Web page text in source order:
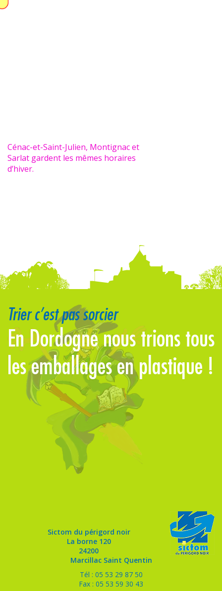
Cénac-et-Saint-Julien, Montignac et
Sarlat gardent les mêmes horaires
d’hiver.
Trier c’est pas sorcier
En Dordogne nous trions tous
les emballages en plastique !
Sictom du périgord noir
La borne 120
24200
Marcillac Saint Quentin
Tél : 05 53 29 87 50
Fax : 05 53 59 30 43